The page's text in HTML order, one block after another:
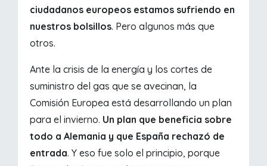
ciudadanos europeos estamos sufriendo en
nuestros bolsillos. Pero algunos más que
otros.
Ante la crisis de la energía y los cortes de
suministro del gas que se avecinan, la
Comisión Europea está desarrollando un plan
para el invierno. Un plan que beneficia sobre
todo a Alemania y que España rechazó de
entrada. Y eso fue solo el principio, porque